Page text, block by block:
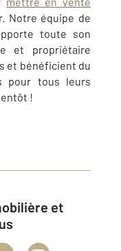
Notre équipe de
toute son
et propriétaire
et bénéficient du
pour tous leurs
!